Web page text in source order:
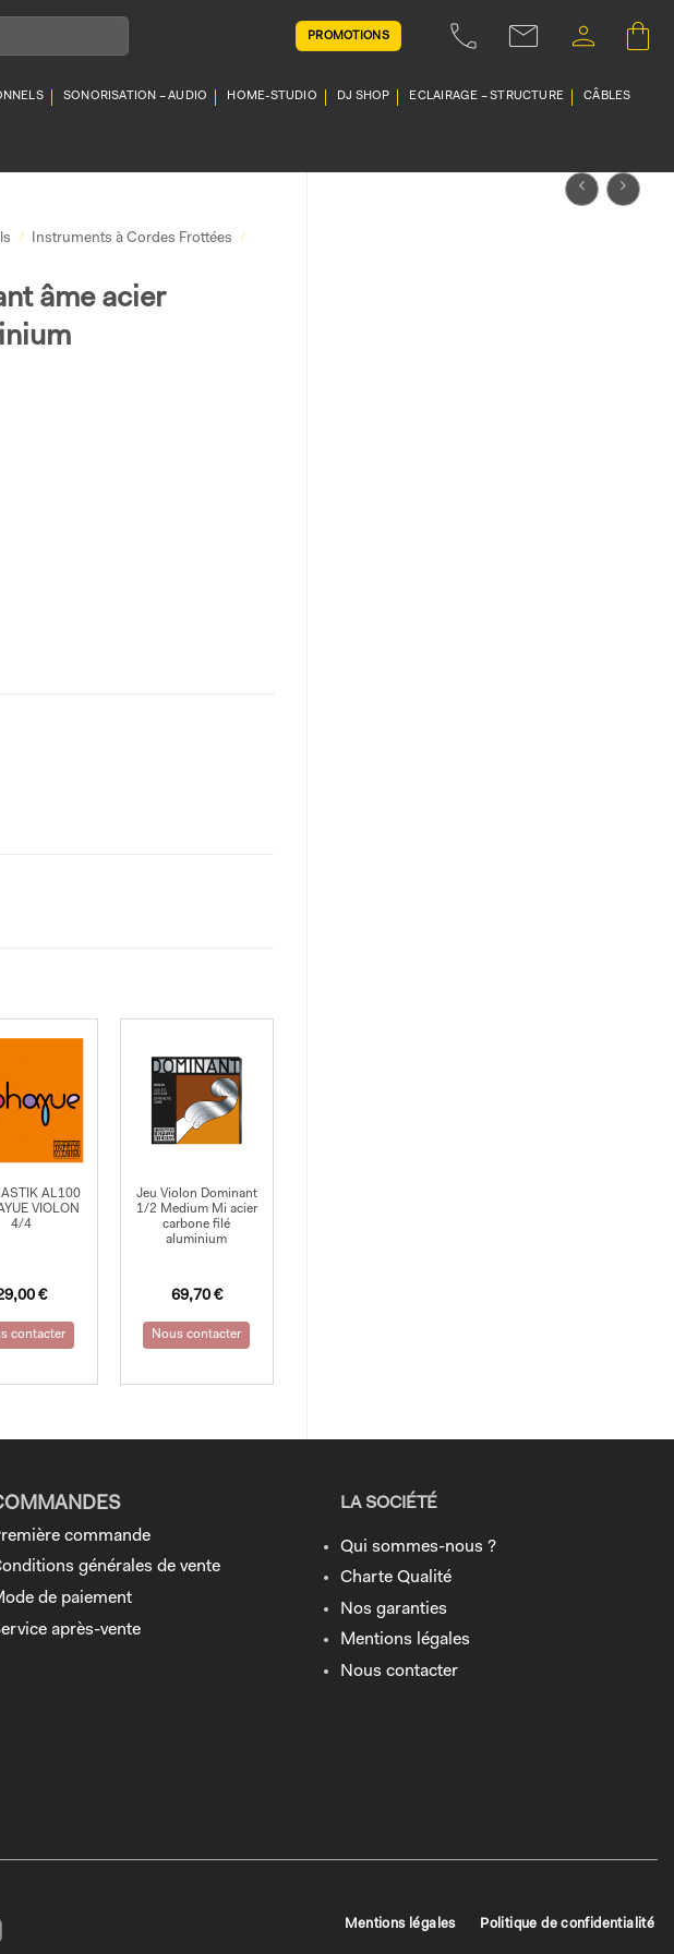
PROMOTIONS
SONORISATION – AUDIO HOME-STUDIO DJ SHOP ECLAIRAGE – STRUCTURE CÂBLES
/ Instruments à Cordes Frottées
/
âme acier
AL100
VIOLON
4/4
€
contacter
Jeu Violon Dominant
1/2 Medium Mi acier
carbone filé
aluminium
69,70 €
Nous contacter
commande
générales de vente
de paiement
après-vente
LA SOCIÉTÉ
Qui sommes-nous ?
Charte Qualité
Nos garanties
Mentions légales
Nous contacter
Mentions légales Politique de confidentialité